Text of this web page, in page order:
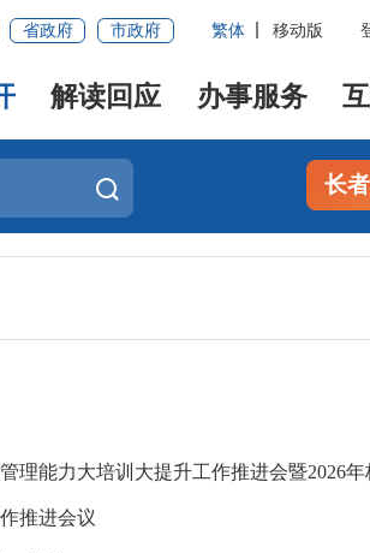
省政府 市政府 繁体 移动版
解读回应 办事服务
长
大提升工作推进会暨2026年校园餐专项整治工
推进会议